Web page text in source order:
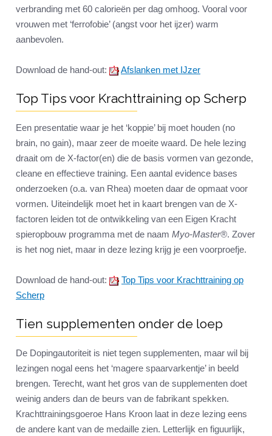
verbranding met 60 calorieën per dag omhoog. Vooral voor
vrouwen met ‘ferrofobie’ (angst voor het ijzer) warm
aanbevolen.
Download de hand-out: Afslanken met IJzer
Top Tips voor Krachttraining op Scherp
Een presentatie waar je het ‘koppie’ bij moet houden (no
brain, no gain), maar zeer de moeite waard. De hele lezing
draait om de X-factor(en) die de basis vormen van gezonde,
cleane en effectieve training. Een aantal evidence bases
onderzoeken (o.a. van Rhea) moeten daar de opmaat voor
vormen. Uiteindelijk moet het in kaart brengen van de X-
factoren leiden tot de ontwikkeling van een Eigen Kracht
spieropbouw programma met de naam Myo-Master®. Zover
is het nog niet, maar in deze lezing krijg je een voorproefje.
Download de hand-out:
Top Tips voor Krachttraining op
Scherp
Tien supplementen onder de loep
De Dopingautoriteit is niet tegen supplementen, maar wil bij
lezingen nogal eens het ‘magere spaarvarkentje’ in beeld
brengen. Terecht, want het gros van de supplementen doet
weinig anders dan de beurs van de fabrikant spekken.
Krachttrainingsgoeroe Hans Kroon laat in deze lezing eens
de andere kant van de medaille zien. Letterlijk en figuurlijk,